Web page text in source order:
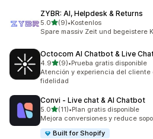
ZYBR: AI, Helpdesk & Returns
5.0de 5 estrellas
(9)
9 reseñas en total
•Kostenlos
Spare massiv Zeit und begeistere
Octocom AI Chatbot & Live
4.9de 5 estrellas
(9)
9 reseñas en total
•Prueba gratis disponible
Atención y experiencia del cliente
fidelidad
Convi ‑ Live chat & AI Chatbot
5.0de 5 estrellas
(11)
11 reseñas en total
•Plan gratis disponible
Mejora conversiones y reduce
Built for Shopify